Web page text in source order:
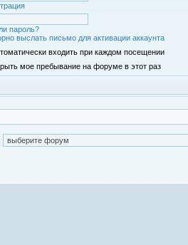
пароль?
выслать письмо для активации аккаунта
входить при каждом посещении
мое пребывание на форуме в этот раз